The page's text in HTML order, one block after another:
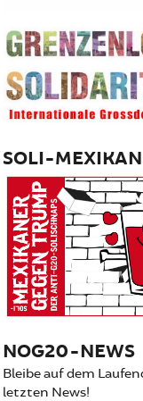
SOLI-
NOG20-NEWS
Bleibe auf dem
letzten News!